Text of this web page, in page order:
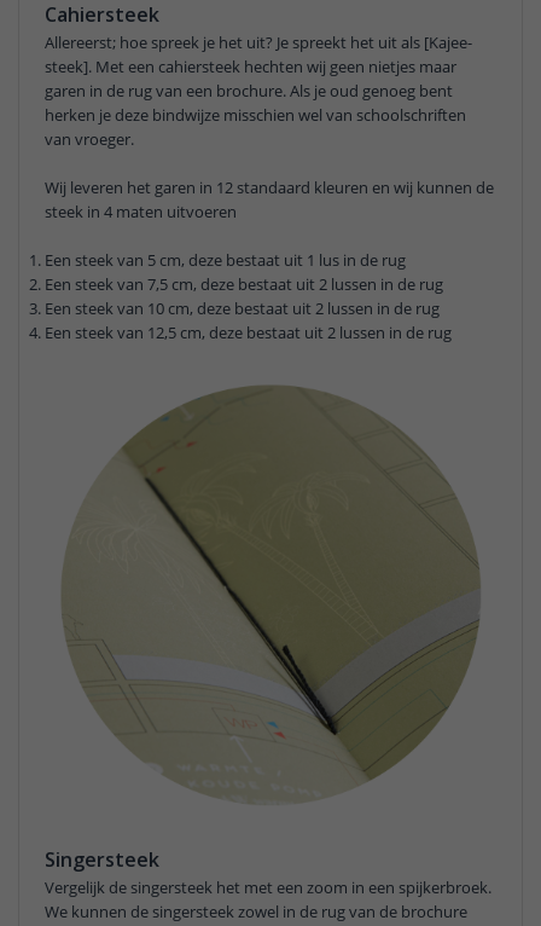
Cahiersteek
Allereerst; hoe spreek je het uit? Je spreekt het uit als [Kajee-
steek]. Met een cahiersteek hechten wij geen nietjes maar
garen in de rug van een brochure. Als je oud genoeg bent
herken je deze bindwijze misschien wel van schoolschriften
van vroeger.
Wij leveren het garen in 12 standaard kleuren en wij kunnen de
steek in 4 maten uitvoeren
Een steek van 5 cm, deze bestaat uit 1 lus in de rug
Een steek van 7,5 cm, deze bestaat uit 2 lussen in de rug
Een steek van 10 cm, deze bestaat uit 2 lussen in de rug
Een steek van 12,5 cm, deze bestaat uit 2 lussen in de rug
Singersteek
Vergelijk de singersteek het met een zoom in een spijkerbroek.
We kunnen de singersteek zowel in de rug van de brochure